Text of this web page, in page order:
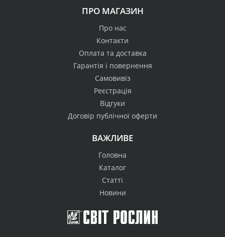
ПРО МАГАЗИН
Про нас
Контакти
Оплата та доставка
Гарантія і повернення
Самовивіз
Реєстрація
Відгуки
Договір публічної оферти
ВАЖЛИВЕ
Головна
Каталог
Статті
Новини